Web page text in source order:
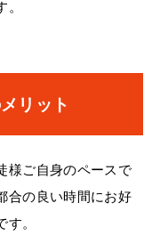
リット
様ご自身のペースで
合の良い時間にお好
。